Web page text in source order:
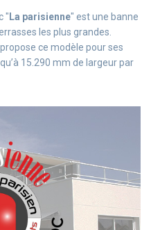
" La parisienne" est une banne
les plus grandes.
ce modèle pour ses
15.290 mm de largeur par